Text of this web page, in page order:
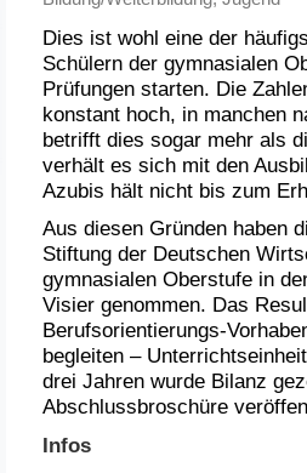
Dies ist wohl eine der
Schülern der gymnasialen
Prüfungen starten. Die
konstant hoch, in manchen
betrifft dies sogar mehr als
verhält es sich mit den
Azubis hält nicht bis zum
Aus diesen Gründen haben
Stiftung der Deutschen
gymnasialen Oberstufe in
Visier genommen. Das
Berufsorientierungs-
begleiten –
drei Jahren wurde Bilanz
Abschlussbroschüre
Infos